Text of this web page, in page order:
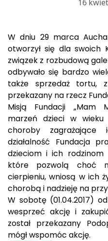
16
W dniu 29 marca
otworzył się dla swoich
związek z rozbudową
odbywało się bardzo
także sprzedaż tortu,
przekazany na rzecz
Misją Fundacji „Mam
marzeń dzieci w
choroby
działalność Fundacja
dzieciom i ich rodzinom
które pozwolą choć
cierpieniu, wniosą w ich
chorobą i nadzieję na
W sobotę (01.04.2017)
wesprzeć akcję i
został przekazany
mógł wspomóc akcję.